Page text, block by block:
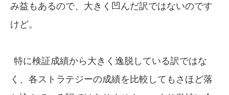
み益もあるので、大きく凹んだ訳ではないのです
けど。
特に検証成績から大きく逸脱している訳ではな
く、各ストラテジーの成績を比較してもさほど落